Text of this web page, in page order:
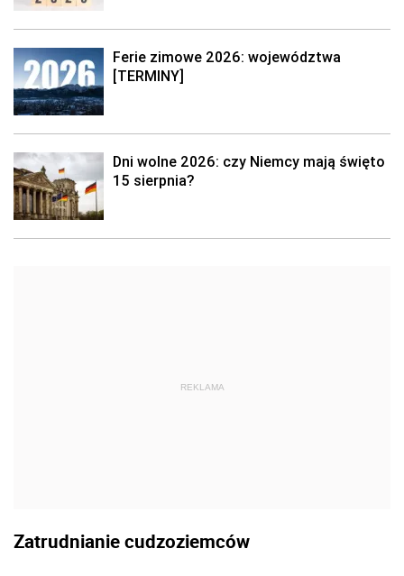
Ferie zimowe 2026: województwa
[TERMINY]
Dni wolne 2026: czy Niemcy mają święto
15 sierpnia?
REKLAMA
Zatrudnianie cudzoziemców